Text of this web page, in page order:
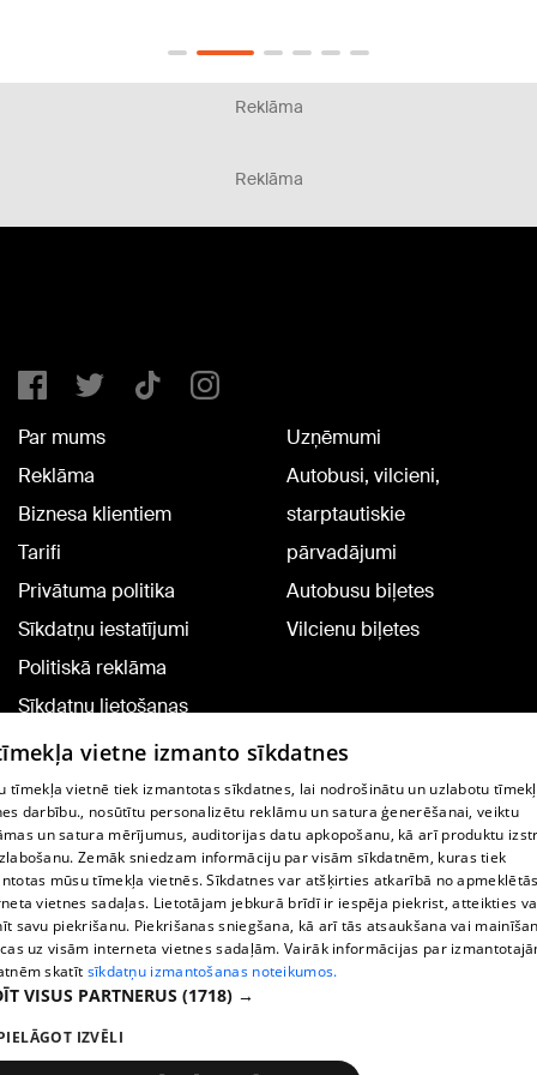
Reklāma
Reklāma
Par mums
Reklāma
Biznesa klientiem
Tarifi
Privātuma politika
Sīkdatņu iestatījumi
Politiskā reklāma
Sīkdatņu lietošanas
noteikumi
Komentāru pievienošana
Uzņēmumi
Autobusi, vilcieni,
starptautiskie
pārvadājumi
Autobusu biļetes
Vilcienu biļetes
TV programma
Līguma noteikumi
360 Ziņu kontakti
Helio Media
Portāla palīdzības dienests: e-pasts -
vietne izmanto sīkdatnes
tīmekļa vietnē tiek izmantotas sīkdatnes, lai nodrošinātu un uzlabotu
darbību., nosūtītu personalizētu reklāmu un satura ģenerēšanai, veiktu
un satura mērījumus, auditorijas datu apkopošanu, kā arī produktu
Zemāk sniedzam informāciju par visām sīkdatnēm, kuras tiek
mūsu tīmekļa vietnēs. Sīkdatnes var atšķirties atkarībā no
vietnes sadaļas. Lietotājam jebkurā brīdī ir iespēja piekrist, atteikties
savu piekrišanu. Piekrišanas sniegšana, kā arī tās atsaukšana vai
uz visām interneta vietnes sadaļām. Vairāk informācijas par
skatīt sīkdatņu izmantošanas noteikumos.
VISUS PARTNERUS (1718) →
IZVĒLI